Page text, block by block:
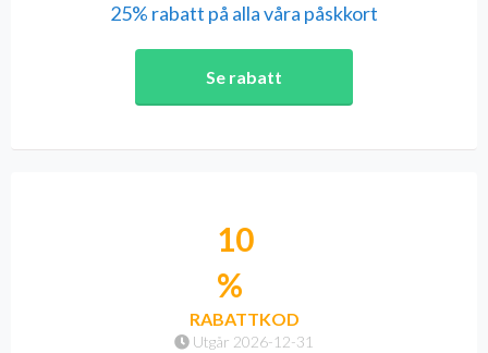
25% rabatt på alla våra påskkort
Se rabatt
Utgår 2026-12-31
10
%
RABATTKOD